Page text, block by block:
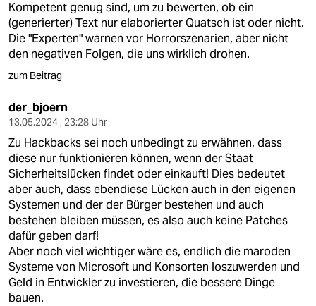
Kompetent genug sind, um zu bewerten, ob ein
(generierter) Text nur elaborierter Quatsch ist oder nicht.
Die "Experten" warnen vor Horrorszenarien, aber nicht
den negativen Folgen, die uns wirklich drohen.
zum Beitrag
der_bjoern
13.05.2024 , 23:28 Uhr
Zu Hackbacks sei noch unbedingt zu erwähnen, dass
diese nur funktionieren können, wenn der Staat
Sicherheitslücken findet oder einkauft! Dies bedeutet
aber auch, dass ebendiese Lücken auch in den eigenen
Systemen und der der Bürger bestehen und auch
bestehen bleiben müssen, es also auch keine Patches
dafür geben darf!
Aber noch viel wichtiger wäre es, endlich die maroden
Systeme von Microsoft und Konsorten loszuwerden und
Geld in Entwickler zu investieren, die bessere Dinge
bauen.